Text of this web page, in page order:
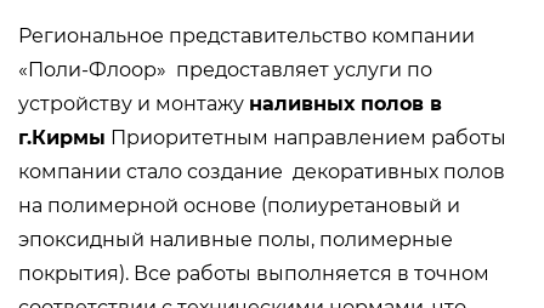
Региональное представительство компании
«Поли-Флоор» предоставляет услуги по
устройству и монтажу наливных полов в
г.Кирмы Приоритетным направлением работы
компании стало создание декоративных полов
на полимерной основе (полиуретановый и
эпоксидный наливные полы, полимерные
покрытия). Все работы выполняется в точном